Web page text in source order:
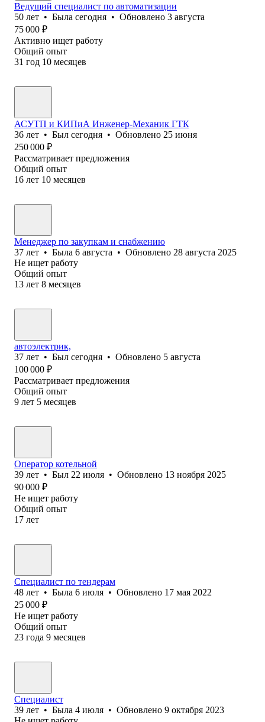
Ведущий специалист по автоматизации
50 лет • Была сегодня • Обновлено 3 августа
75 000 ₽
Активно ищет работу
Общий опыт
31 год 10 месяцев
АСУТП и КИПиА Инженер-Механик ГТК
36 лет • Был сегодня • Обновлено 25 июня
250 000 ₽
Рассматривает предложения
Общий опыт
16 лет 10 месяцев
Менеджер по закупкам и снабжению
37 лет • Была 6 августа • Обновлено 28 августа 2025
Не ищет работу
Общий опыт
13 лет 8 месяцев
автоэлектрик,
37 лет • Был сегодня • Обновлено 5 августа
100 000 ₽
Рассматривает предложения
Общий опыт
9 лет 5 месяцев
Оператор котельной
39 лет • Был 22 июля • Обновлено 13 ноября 2025
90 000 ₽
Не ищет работу
Общий опыт
17 лет
Специалист по тендерам
48 лет • Была 6 июля • Обновлено 17 мая 2022
25 000 ₽
Не ищет работу
Общий опыт
23 года 9 месяцев
Специалист
39 лет • Была 4 июля • Обновлено 9 октября 2023